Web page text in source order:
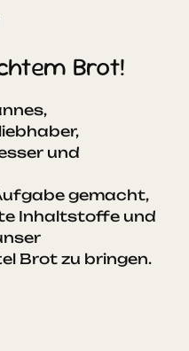
Brot!
und
gemacht,
Inhaltstoffe und
Brot zu bringen.